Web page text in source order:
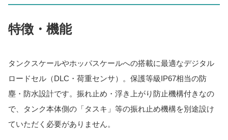
特徴・機能
タンクスケールやホッパスケールへの搭載に最適なデジタル
ロードセル（DLC・荷重センサ）。保護等級IP67相当の防
塵・防水設計です。振れ止め・浮き上がり防止機構付きなの
で、タンク本体側の「タスキ」等の振れ止め機構を別途設け
ていただく必要がありません。